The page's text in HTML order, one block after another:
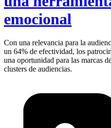
emocional
Con una relevancia para la
un 64% de efectividad, los
una oportunidad para las marcas
clusters de audiencias.